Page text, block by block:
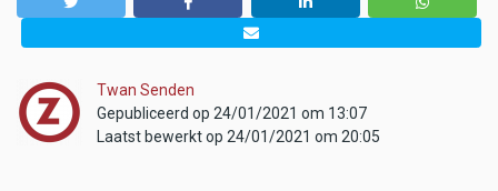
Twan Senden
Gepubliceerd op 24/01/2021 om 13:07
Laatst bewerkt op 24/01/2021 om 20:05